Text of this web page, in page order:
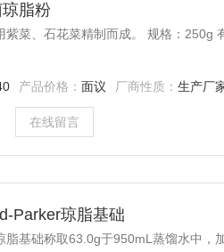
脂粉
紫菜、石花菜精制而成。 规格：250g
产品价格：面议 厂商性质：生产厂
在线留言
Parker琼脂基础
脂基础称取63.0g于950mL蒸馏水中